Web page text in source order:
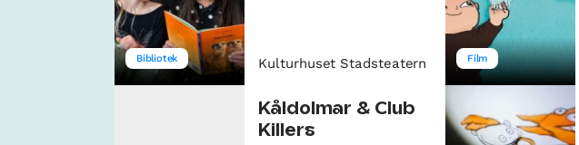
Bibliotek Kulturhuset Stadsteatern Film
Kåldolmar & Club
Killers